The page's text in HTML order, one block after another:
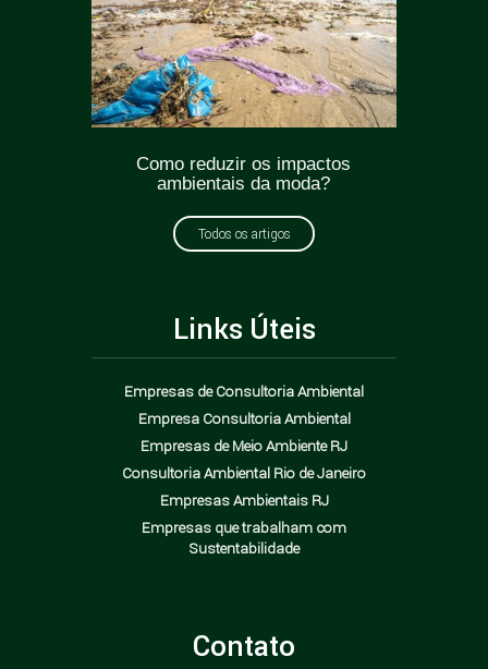
Como reduzir os impactos
ambientais da moda?
Todos os artigos
Links Úteis
Empresas de Consultoria Ambiental
Empresa Consultoria Ambiental
Empresas de Meio Ambiente RJ
Consultoria Ambiental Rio de Janeiro
Empresas Ambientais RJ
Empresas que trabalham com
Sustentabilidade
Contato